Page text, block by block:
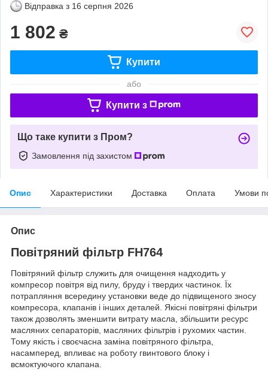
Відправка з 16 серпня 2026
1 802 ₴
Купити
або
Купити з
Що таке купити з Пром?
Замовлення під захистом
Опис Характеристики Доставка Оплата Умови
Опис
Повітряний фільтр FH764
Повітряний фільтр служить для очищення надходить у
компресор повітря від пилу, бруду і твердих частинок. Їх
потрапляння всередину установки веде до підвищеного зносу
компресора, клапанів і інших деталей. Якісні повітряні фільтри
також дозволять зменшити витрату масла, збільшити ресурс
масляних сепараторів, масляних фільтрів і рухомих частин.
Тому якість і своєчасна заміна повітряного фільтра,
насамперед, впливає на роботу гвинтового блоку і
всмоктуючого клапана.